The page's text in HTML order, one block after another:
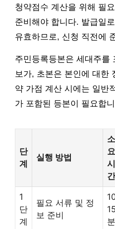
청약점수 계산을 위해 필
준비해야 합니다. 발급일
유효하므로, 신청 직전에
주민등록등본은 세대주를
보가, 초본은 본인에 대한
약 가점 계산 시에는 일반
가 포함된 등본이 필요합
단
계
실행 방법
소
요
시
간
1
단
계
필요 서류 및 정
보 준비
분